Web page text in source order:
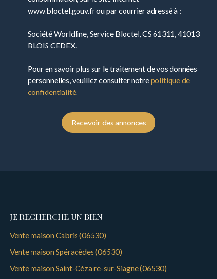
www.bloctel.gouv.fr ou par courrier adressé à :
Société Worldline, Service Bloctel, CS 61311, 41013
BLOIS CEDEX.
Pour en savoir plus sur le traitement de vos données
personnelles, veuillez consulter notrepolitique de
confidentialité.
Recevoir des annonces
JE RECHERCHE UN BIEN
Vente maison Cabris (06530)
Vente maison Spéracèdes (06530)
Vente maison Saint-Cézaire-sur-Siagne (06530)